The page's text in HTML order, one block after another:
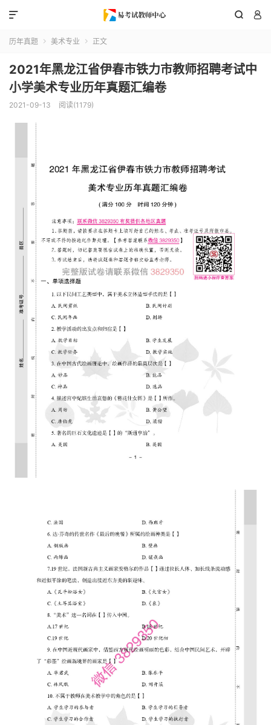
 

历年真题  美术专业  正文
2021年黑龙江省伊春市铁力市教师招聘考试中
小学美术专业历年真题汇编卷
2021-09-13 阅读(1179)